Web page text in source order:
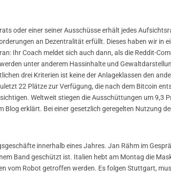
oder einer seiner Ausschüsse erhält jedes
an Dezentralität erfüllt. Dieses haben wir in
Ihr Coach meldet sich auch dann, als die Reddit-
unter anderem Hassinhalte und
drei Kriterien ist keine der Anlageklassen den
22 Plätze zur Verfügung, die nach dem Bitcoin
Weltweit stiegen die Ausschüttungen um 9,3
erklärt. Bei einer gesetzlich geregelten Nutzung
innerhalb eines Jahres. Jan Rähm im
Band geschützt ist. Italien hebt am Montag die
vom Robot getroffen werden. Es folgen Stuttgart,